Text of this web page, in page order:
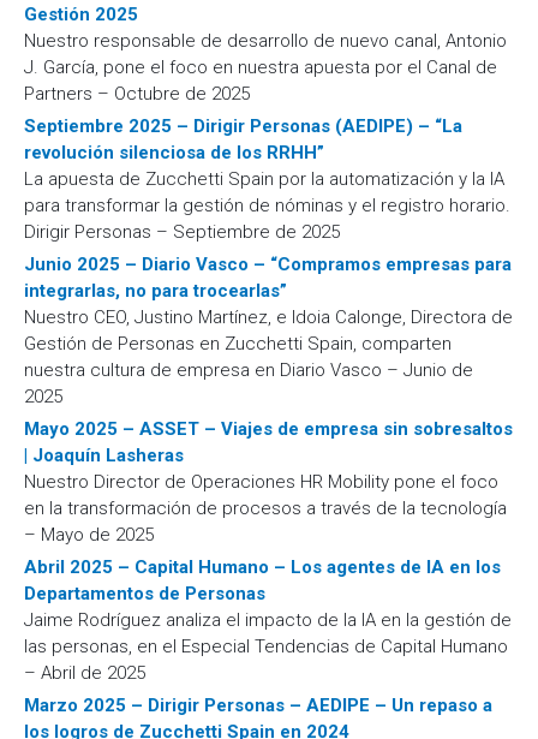
Gestión 2025
Nuestro responsable de desarrollo de nuevo canal, Antonio
J. García, pone el foco en nuestra apuesta por el Canal de
Partners – Octubre de 2025
Septiembre 2025 – Dirigir Personas (AEDIPE) – “La
revolución silenciosa de los RRHH”
La apuesta de Zucchetti Spain por la automatización y la IA
para transformar la gestión de nóminas y el registro horario.
Dirigir Personas – Septiembre de 2025
Junio 2025 – Diario Vasco – “Compramos empresas para
integrarlas, no para trocearlas”
Nuestro CEO, Justino Martínez, e Idoia Calonge, Directora de
Gestión de Personas en Zucchetti Spain, comparten
nuestra cultura de empresa en Diario Vasco – Junio de
2025
Mayo 2025 – ASSET – Viajes de empresa sin sobresaltos
| Joaquín Lasheras
Nuestro Director de Operaciones HR Mobility pone el foco
en la transformación de procesos a través de la tecnología
– Mayo de 2025
Abril 2025 – Capital Humano – Los agentes de IA en los
Departamentos de Personas
Jaime Rodríguez analiza el impacto de la IA en la gestión de
las personas, en el Especial Tendencias de Capital Humano
– Abril de 2025
Marzo 2025 – Dirigir Personas – AEDIPE – Un repaso a
los logros de Zucchetti Spain en 2024